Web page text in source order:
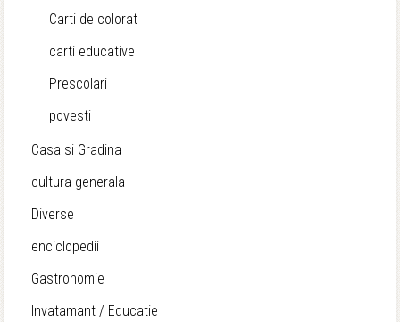
Carti de colorat
carti educative
Prescolari
povesti
Casa si Gradina
cultura generala
Diverse
enciclopedii
Gastronomie
Invatamant / Educatie